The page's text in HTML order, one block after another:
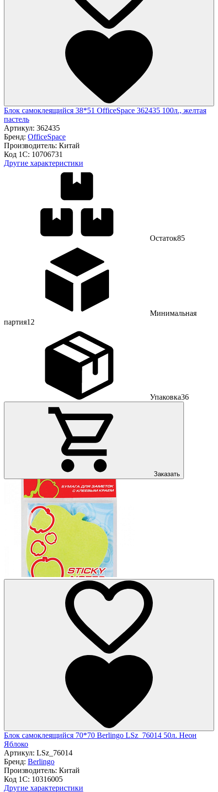
Блок самоклеящийся 38*51 OfficeSpace 362435 100л., желтая
пастель
Артикул: 362435
Бренд: OfficeSpace
Производитель: Китай
Код 1С: 10706731
Другие характеристики
Остаток85
Минимальная
партия12
Упаковка36
Заказать
Блок самоклеящийся 70*70 Berlingo LSz_76014 50л. Неон
Яблоко
Артикул: LSz_76014
Бренд: Berlingo
Производитель: Китай
Код 1С: 10316005
Другие характеристики